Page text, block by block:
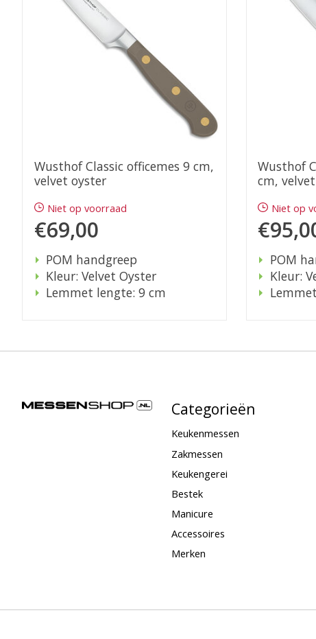
Wusthof Classic officemes 9 cm,
velvet oyster
Niet op voorraad
€69,00
POM handgreep
Kleur: Velvet Oyster
Lemmet lengte: 9 cm
Wusthof
cm,
Niet op
POM
Kleur:
Categorieën
Keukenmessen
Zakmessen
Keukengerei
Bestek
Manicure
Accessoires
Merken